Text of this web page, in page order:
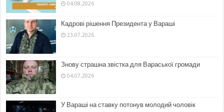
04.08.2026
Кадрові рішення Президента у Вараші
23.07.2026
Знову страшна звістка для Вараської громади
04.07.2026
У Вараші на ставку потонув молодий чоловік